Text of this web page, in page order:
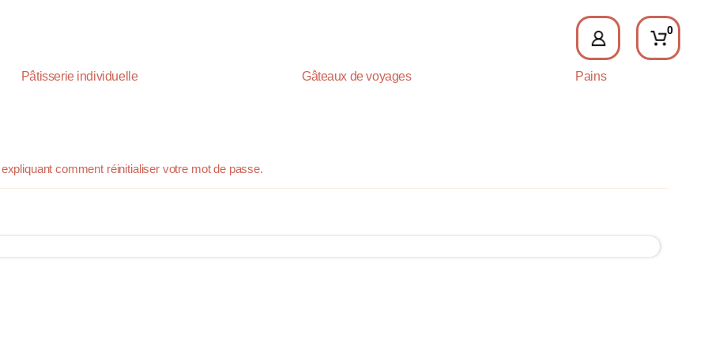
Pâtisserie individuelle Gâteaux de voyages Pains
0
comment réinitialiser votre mot de passe.